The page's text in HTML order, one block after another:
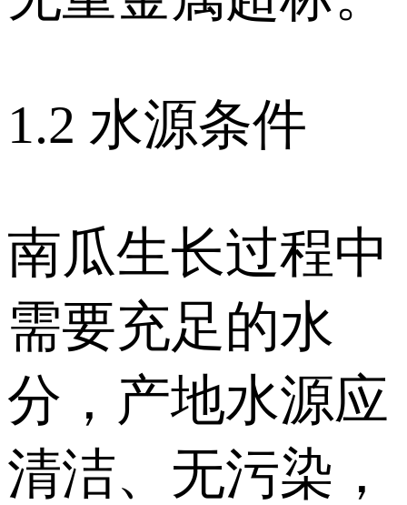
1.2 水源条件
南瓜生长过程中
需要充足的水
分，产地水源应
清洁、无污染，